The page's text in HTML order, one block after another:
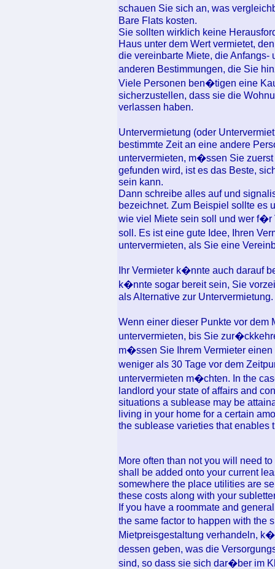
schauen Sie sich an, was
Bare Flats kosten.
Sie sollten wirklich keine
Haus unter dem Wert vermietet,
die vereinbarte Miete, die
anderen Bestimmungen, die Sie
Viele Personen ben�tigen eine
sicherzustellen, dass sie die
verlassen haben.
Untervermietung (oder
bestimmte Zeit an eine andere
untervermieten, m�ssen Sie
gefunden wird, ist es das Beste,
sein kann.
Dann schreibe alles auf und
bezeichnet. Zum Beispiel sollte es
wie viel Miete sein soll und wer f�r
soll. Es ist eine gute Idee, Ihren
untervermieten, als Sie eine
Ihr Vermieter k�nnte auch darauf
k�nnte sogar bereit sein, Sie
als Alternative zur Untervermietung.
Wenn einer dieser Punkte vor
untervermieten, bis Sie
m�ssen Sie Ihrem Vermieter
weniger als 30 Tage vor dem
untervermieten m�chten. In the
landlord your state of affairs and
situations a sublease may be
living in your home for a certain
the sublease varieties that enables
More often than not you will need
shall be added onto your current
somewhere the place utilities are
these costs along with your
If you have a roommate and
the same factor to happen with the
Mietpreisgestaltung verhandeln,
dessen geben, was die
sind, so dass sie sich dar�ber im